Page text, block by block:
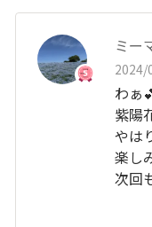
ミー
2024/
わぁ
紫陽
やは
楽し
次回